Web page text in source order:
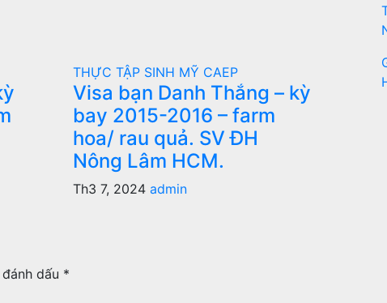
THỰC TẬP SINH MỸ CAEP
Visa bạn Danh Thắng – kỳ
bay 2015-2016 – farm
hoa/ rau quả. SV ĐH
Nông Lâm HCM.
Th3 7, 2024 admin
dấu *